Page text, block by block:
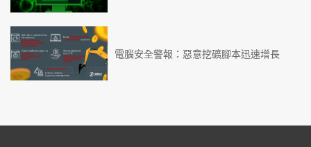
電腦安全警報：惡意挖礦腳本迅速增長